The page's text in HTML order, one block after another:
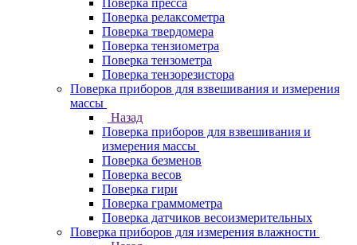
Поверка пресса
Поверка релаксометра
Поверка твердомера
Поверка тензиометра
Поверка тензометра
Поверка тензорезистора
Поверка приборов для взвешивания и измерения
массы
Назад
Поверка приборов для взвешивания и
измерения массы
Поверка безменов
Поверка весов
Поверка гири
Поверка граммометра
Поверка датчиков весоизмерительных
Поверка приборов для измерения влажности